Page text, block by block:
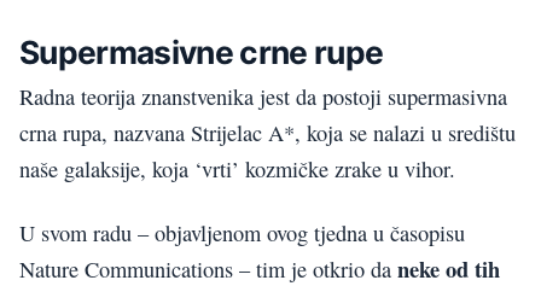
Supermasivne crne rupe
Radna teorija znanstvenika jest da postoji supermasivna
crna rupa, nazvana Strijelac A*, koja se nalazi u središtu
naše galaksije, koja ‘vrti’ kozmičke zrake u vihor.
U svom radu – objavljenom ovog tjedna u časopisu
Nature Communications – tim je otkrio da neke od tih